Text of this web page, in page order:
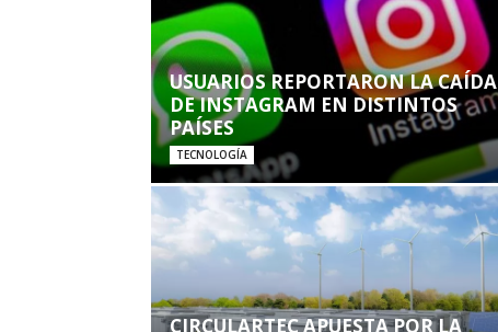
USUARIOS REPORTARON LA CAÍDA
DE INSTAGRAM EN DISTINTOS
PAÍSES
TECNOLOGÍA
CIRCULARTEC APUESTA POR LA